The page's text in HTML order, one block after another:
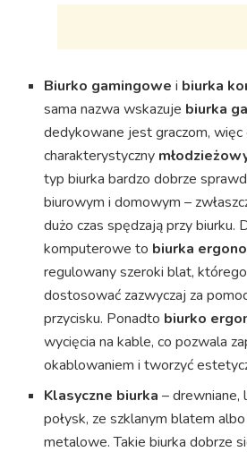
Biurko gamingowe i biurka
sama nazwa wskazuje biurka
dedykowane jest graczom, więc
charakterystyczny
typ biurka bardzo dobrze
biurowym i domowym –
dużo czas spędzają przy biurku.
komputerowe to biurka
regulowany szeroki blat,
dostosować zazwyczaj za
przycisku. Ponadto biurko
wycięcia na kable, co pozwala
okablowaniem i tworzyć
Klasyczne biurka – drewniane,
połysk, ze szklanym blatem
metalowe. Takie biurka dobrze